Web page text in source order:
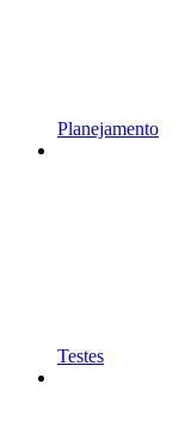
Planejamento
Testes